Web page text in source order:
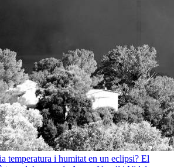
temperatura i humitat en un eclipsi? El